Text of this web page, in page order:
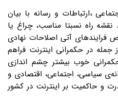
،ارتباطات و رسانه با بیان
راه نسبتا مناسب، چراغ یا
فرایندهای آتی اصلاحات نهادی
در حکمرانی اینترنت فراهم
خوب بیشتر چشم اندازی
سیاسی، اجتماعی، اقتصادی و
و حاکمیت بر اینترنت در کشور